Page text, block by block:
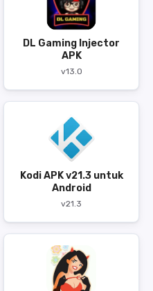
DL Gaming Injector
APK
v13.0
Kodi APK v21.3 untuk
Android
v21.3